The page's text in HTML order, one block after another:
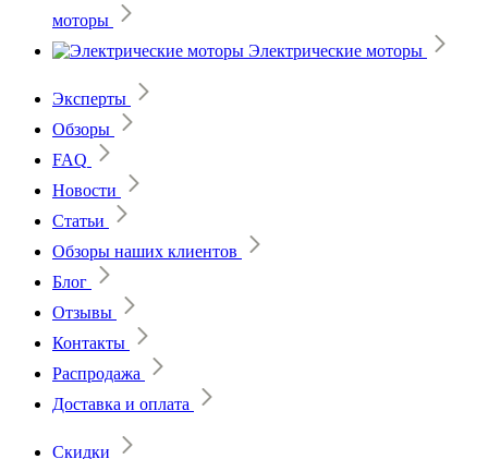
моторы
Электрические моторы
Эксперты
Обзоры
FAQ
Новости
Статьи
Обзоры наших клиентов
Блог
Отзывы
Контакты
Распродажа
Доставка и оплата
Скидки